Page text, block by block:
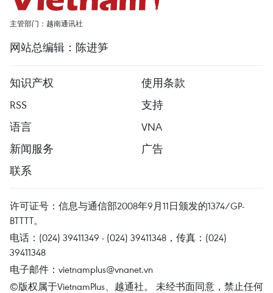
主管部门：越南通讯社
网站总编辑：陈进笋
知识产权
使用条款
RSS
支持
语言
VNA
新闻服务
广告
联系
许可证号：信息与通信部2008年9月11日颁发的1374/GP-
BTTTT。
电话：(024) 39411349 - (024) 39411348，传真：(024)
39411348
电子邮件： vietnamplus@vnanet.vn
©版权属于VietnamPlus、越通社。 未经书面同意，禁止任何